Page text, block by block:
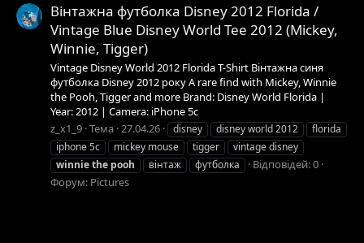
Вінтажна футболка Disney 2012 Florida /
Vintage Blue Disney World Tee 2012 (Mickey,
Winnie, Tigger)
Vintage Disney World 2012 Florida T-Shirt Вінтажна синя
футболка Disney 2012 року A rare find with Mickey, Winnie
the Pooh, Tigger and more Brand: Disney World Florida |
Year: 2012 | Camera: iPhone 5c
z_x1_9 Тема 27.04.26 disney disney world 2012
florida
iphone 5c
mickey mouse tigger
vintage disney
winniethe pooh вінтаж футболка
Відповідей: 0
Форум: Pictures